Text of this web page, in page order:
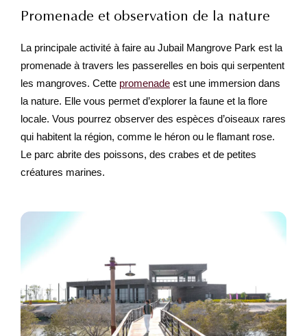
Promenade et observation de la nature
La principale activité à faire au Jubail Mangrove Park est la
promenade à travers les passerelles en bois qui serpentent
les mangroves. Cette promenade est une immersion dans
la nature. Elle vous permet d’explorer la faune et la flore
locale. Vous pourrez observer des espèces d’oiseaux rares
qui habitent la région, comme le héron ou le flamant rose.
Le parc abrite des poissons, des crabes et de petites
créatures marines.